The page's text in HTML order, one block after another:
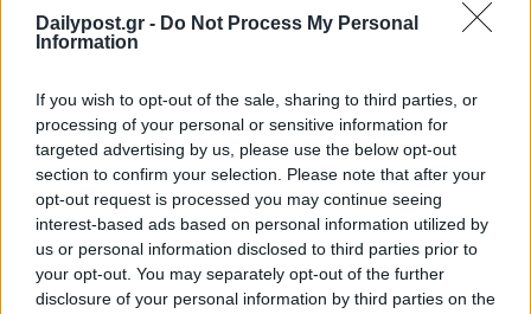
Dailypost.gr - Do Not Process My Personal
Information
If you wish to opt-out of the sale, sharing to third parties, or
processing of your personal or sensitive information for
targeted advertising by us, please use the below opt-out
section to confirm your selection. Please note that after your
opt-out request is processed you may continue seeing
interest-based ads based on personal information utilized by
us or personal information disclosed to third parties prior to
your opt-out. You may separately opt-out of the further
disclosure of your personal information by third parties on the